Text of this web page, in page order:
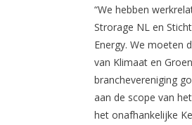
“We hebben
Strorage NL en
Energy. We moeten
van Klimaat en
branchevereniging
aan de scope van
het onafhankelijke